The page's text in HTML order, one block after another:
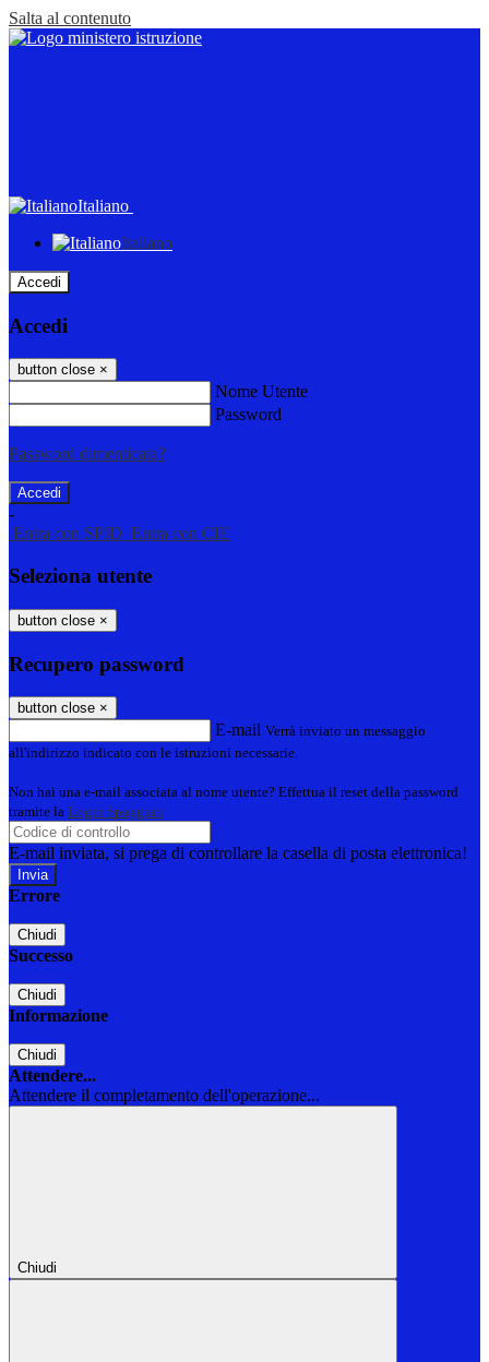
Salta al contenuto
Italiano
Italiano
Accedi
Accedi
button close ×
Nome Utente
Password
Password dimenticata?
-
Entra con SPID Entra con CIE
Seleziona utente
button close ×
Recupero password
button close ×
E-mail Verrà inviato un messaggio
all'indirizzo indicato con le istruzioni necessarie.
Non hai una e-mail associata al nome utente? Effettua il reset della password
tramite la Login Spaggiari
E-mail inviata, si prega di controllare la casella di posta elettronica!
Errore
Chiudi
Successo
Chiudi
Informazione
Chiudi
Attendere...
Attendere il completamento dell'operazione...
Chiudi